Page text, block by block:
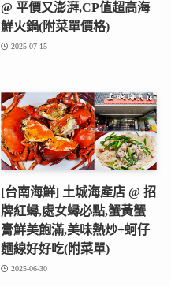
@ 平價又澎湃,CP值超高海
鮮火鍋(附菜單價格)
2025-07-15
[台南海鮮] 土城海產店 @ 招
牌紅蟳,處女蟳必點,蟹黃蟹
膏鮮美飽滿,美味熱炒+蚵仔
麵線好好吃(附菜單)
2025-06-30